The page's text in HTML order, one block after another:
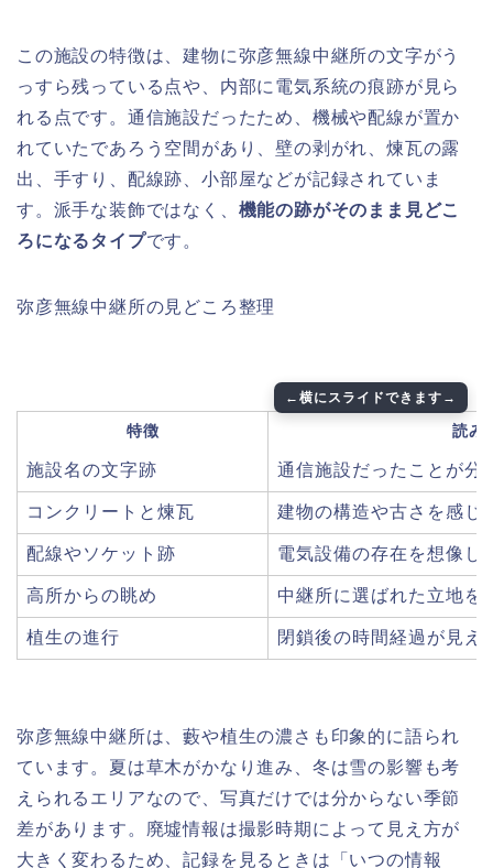
この施設の特徴は、建物に弥彦無線中継所の文字がう
っすら残っている点や、内部に電気系統の痕跡が見ら
れる点です。通信施設だったため、機械や配線が置か
れていたであろう空間があり、壁の剥がれ、煉瓦の露
出、手すり、配線跡、小部屋などが記録されていま
す。派手な装飾ではなく、 機能の跡がそのまま見どこ
ろになるタイプです。
弥彦無線中継所の見どころ整理
特徴 読み
施設名の文字跡 通信施設だったことが分
コンクリートと煉瓦 建物の構造や古さを感じ
配線やソケット跡 電気設備の存在を想像し
高所からの眺め 中継所に選ばれた立地を
植生の進行 閉鎖後の時間経過が見え
弥彦無線中継所は、藪や植生の濃さも印象的に語られ
ています。夏は草木がかなり進み、冬は雪の影響も考
えられるエリアなので、写真だけでは分からない季節
差があります。廃墟情報は撮影時期によって見え方が
大きく変わるため、記録を見るときは「いつの情報